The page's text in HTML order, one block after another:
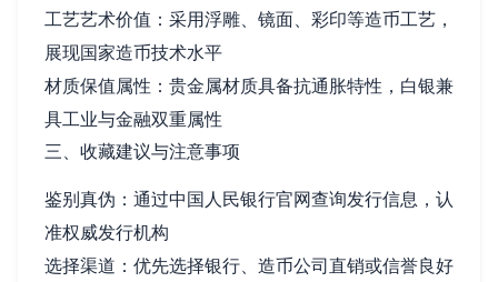
工艺艺术价值：采用浮雕、镜面、彩印等造币工艺，
展现国家造币技术水平
材质保值属性：贵金属材质具备抗通胀特性，白银兼
具工业与金融双重属性
三、收藏建议与注意事项
鉴别真伪：通过中国人民银行官网查询发行信息，认
准权威发行机构
选择渠道：优先选择银行、造币公司直销或信誉良好